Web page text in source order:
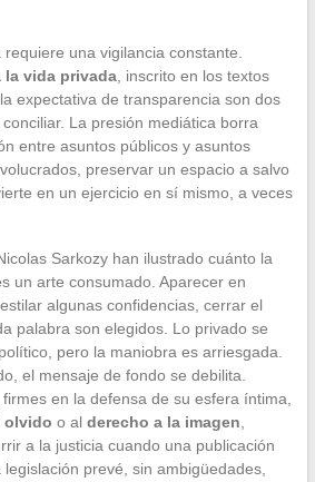
una vigilancia constante.
la vida privada, inscrito en los textos
expectativa de transparencia son dos
La presión mediática borra
entre asuntos públicos y asuntos
preservar un espacio a salvo
en un ejercicio en sí mismo, a veces
Sarkozy han ilustrado cuánto la
un arte consumado. Aparecer en
algunas confidencias, cerrar el
palabra son elegidos. Lo privado se
pero la maniobra es arriesgada.
el mensaje de fondo se debilita.
en la defensa de su esfera íntima,
olvido o al derecho a la imagen
a la justicia cuando una publicación
prevé, sin ambigüedades,